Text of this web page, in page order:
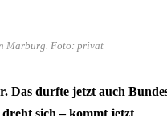
Marburg. Foto: privat
Das durfte jetzt auch